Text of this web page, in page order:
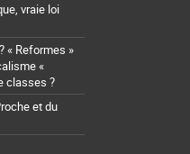
vraie loi
« Reformes »
«
classes ?
et du